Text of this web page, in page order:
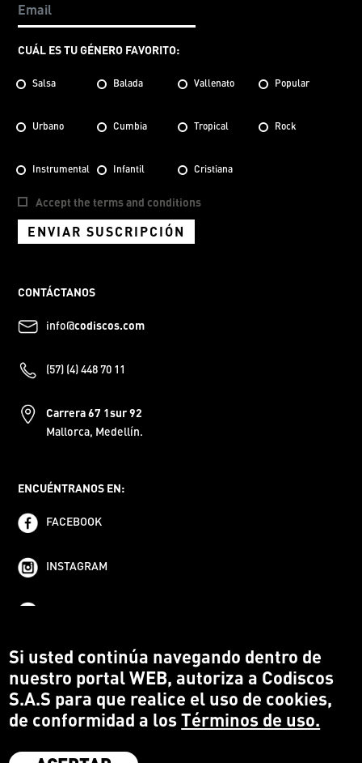
CUÁL ES TU GÉNERO FAVORITO:
Salsa Balada Vallenato Popular
Urbano Cumbia Tropical Rock
Instrumental Infantil Cristiana
Accept the terms and conditions
ENVIAR SUSCRIPCIÓN
CONTÁCTANOS
info@codiscos.com
(57) (4) 448 70 11
Carrera 67 1sur 92
Mallorca, Medellín.
ENCUÉNTRANOS EN:
FACEBOOK
INSTAGRAM
Si usted continúa navegando dentro de
nuestro portal WEB, autoriza a Codiscos
S.A.S para que realice el uso de cookies,
de conformidad a losTérminos de uso.